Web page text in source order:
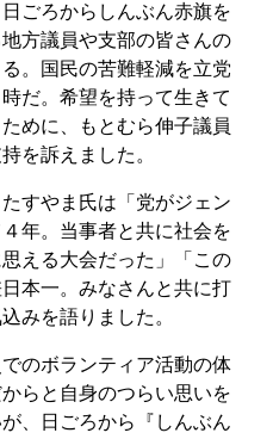
ごろからしんぶん赤旗を
方議員や支部の皆さんの
。国民の苦難軽減を立党
だ。希望を持って生きて
めに、もとむら伸子議員
を訴えました。
すやま氏は「党がジェン
年。当事者と共に社会を
える大会だった」「この
本一。みなさんと共に打
みを語りました。
のボランティア活動の体
らと自身のつらい思いを
、日ごろから『しんぶん